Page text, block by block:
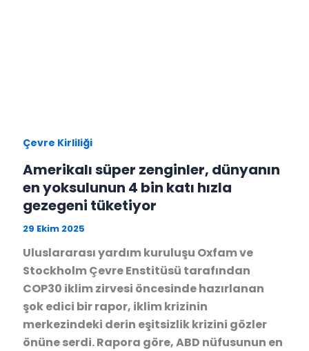
Çevre Kirliliği
Amerikalı süper zenginler, dünyanın
en yoksulunun 4 bin katı hızla
gezegeni tüketiyor
29 Ekim 2025
Uluslararası yardım kuruluşu Oxfam ve
Stockholm Çevre Enstitüsü tarafından
COP30 iklim zirvesi öncesinde hazırlanan
şok edici bir rapor, iklim krizinin
merkezindeki derin eşitsizlik krizini gözler
önüne serdi. Rapora göre, ABD nüfusunun en